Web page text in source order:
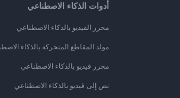
أدوات الذكاء الاصطناعي
محرر الفيديو بالذكاء الاصطناعي
مولد المقاطع المتحركة بالذكاء
محرر فيديو بالذكاء الاصطناعي
نص إلى فيديو بالذكاء الاصطناعي